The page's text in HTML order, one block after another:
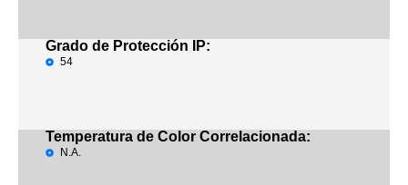
Grado de Protección IP:
54
Temperatura de Color Correlacionada:
N.A.